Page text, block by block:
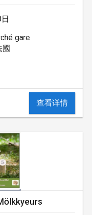
gare
國
查看详情